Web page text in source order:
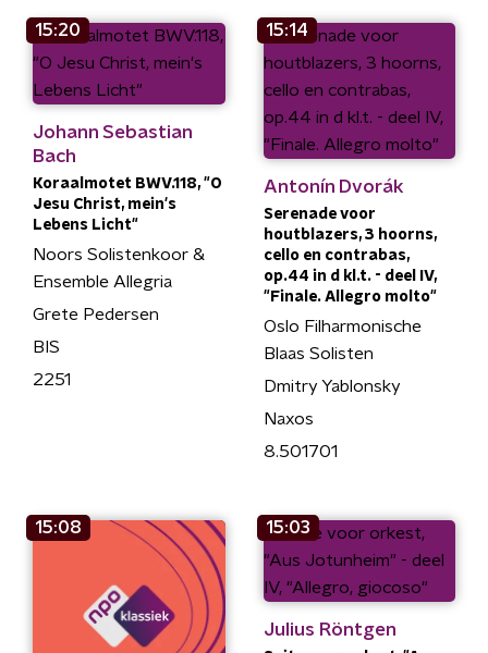
15:20
Johann Sebastian
Bach
Koraalmotet BWV.118, "O
Jesu Christ, mein's
Lebens Licht"
Noors Solistenkoor &
Ensemble Allegria
Grete Pedersen
BIS
2251
15:14
Antonín Dvorák
Serenade voor
houtblazers, 3 hoorns,
cello en contrabas,
op.44 in d kl.t. - deel IV,
"Finale. Allegro molto"
Oslo Filharmonische
Blaas Solisten
Dmitry Yablonsky
Naxos
8.501701
15:08 15:03
Julius Röntgen